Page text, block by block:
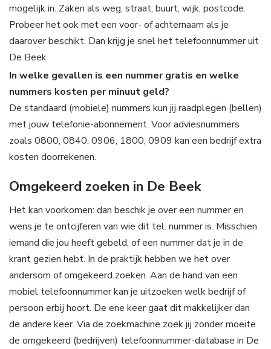
mogelijk in. Zaken als weg, straat, buurt, wijk, postcode.
Probeer het ook met een voor- of achternaam als je
daarover beschikt. Dan krijg je snel het telefoonnummer uit
De Beek
In welke gevallen is een nummer gratis en welke
nummers kosten per minuut geld?
De standaard (mobiele) nummers kun jij raadplegen (bellen)
met jouw telefonie-abonnement. Voor adviesnummers
zoals 0800, 0840, 0906, 1800, 0909 kan een bedrijf extra
kosten doorrekenen.
Omgekeerd zoeken in De Beek
Het kan voorkomen: dan beschik je over een nummer en
wens je te ontcijferen van wie dit tel. nummer is. Misschien
iemand die jou heeft gebeld, of een nummer dat je in de
krant gezien hebt. In de praktijk hebben we het over
andersom of omgekeerd zoeken. Aan de hand van een
mobiel telefoonnummer kan je uitzoeken welk bedrijf of
persoon erbij hoort. De ene keer gaat dit makkelijker dan
de andere keer. Via de zoekmachine zoek jij zonder moeite
de omgekeerd (bedrijven) telefoonnummer-database in De